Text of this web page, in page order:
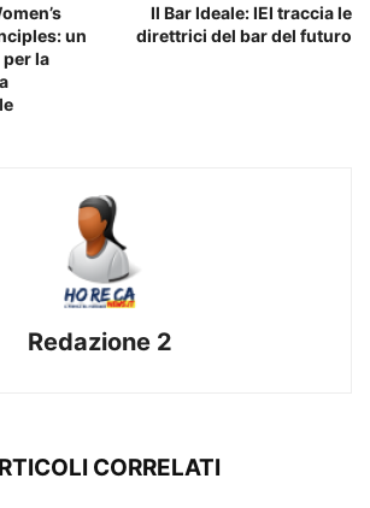
un
la
Il Bar Ideale: IEI traccia le
direttrici del bar del futuro
Redazione 2
CORRELATI